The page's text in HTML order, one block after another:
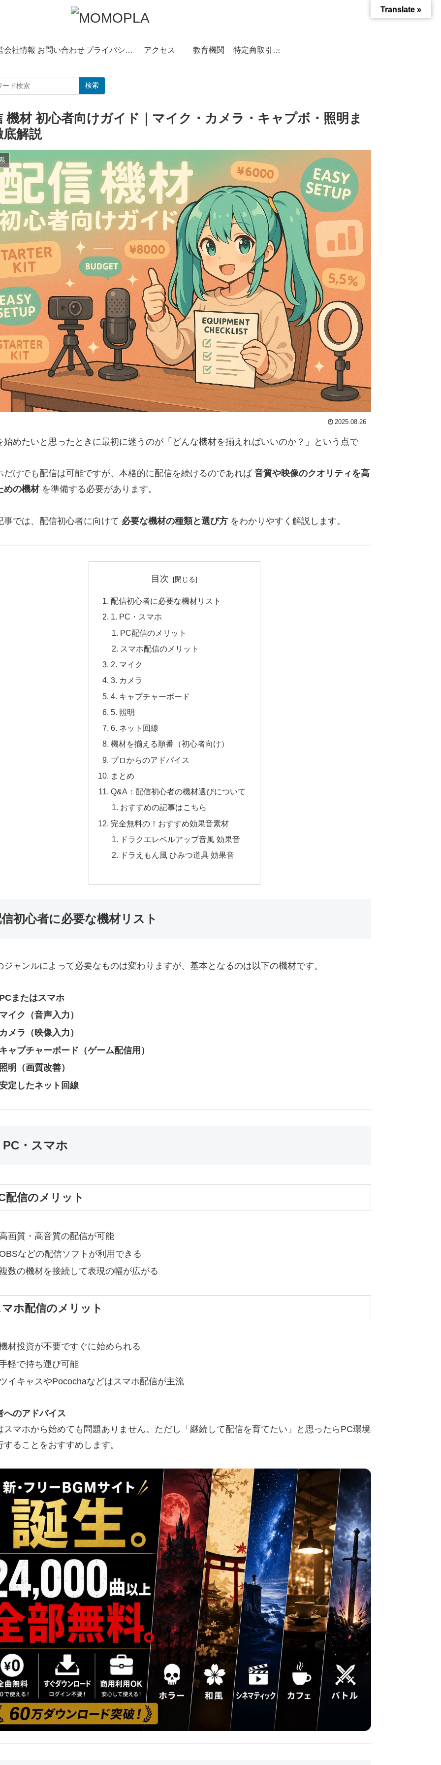
会社情報 お問い合わせ プライバシーポリシー アクセス 教育機関 特定商取引法に基づく表記
検索
機材 初心者向けガイド｜マイク・カメラ・キャプボ・照明ま
底解説
2025.08.26
始めたいと思ったときに最初に迷うのが「どんな機材を揃えればいいのか？」という点で
だけでも配信は可能ですが、本格的に配信を続けるのであれば 音質や映像のクオリティを高
めの機材を準備する必要があります。
事では、配信初心者に向けて 必要な機材の種類と選び方 をわかりやすく解説します。
目次
配信初心者に必要な機材リスト
1. PC・スマホ
PC配信のメリット
スマホ配信のメリット
2. マイク
3. カメラ
4. キャプチャーボード
5. 照明
6. ネット回線
機材を揃える順番（初心者向け）
プロからのアドバイス
まとめ
Q&A：配信初心者の機材選びについて
おすすめの記事はこちら
完全無料の！おすすめ効果音素材
ドラクエレベルアップ音風 効果音
ドラえもん風 ひみつ道具 効果音
初心者に必要な機材リスト
ジャンルによって必要なものは変わりますが、基本となるのは以下の機材です。
またはスマホ
イク（音声入力）
メラ（映像入力）
ャプチャーボード（ゲーム配信用）
明（画質改善）
定したネット回線
PC・スマホ
配信のメリット
画質・高音質の配信が可能
などの配信ソフトが利用できる
数の機材を接続して表現の幅が広がる
ホ配信のメリット
材投資が不要ですぐに始められる
軽で持ち運び可能
イキャスやPocochaなどはスマホ配信が主流
へのアドバイス
スマホから始めても問題ありません。ただし「継続して配信を育てたい」と思ったらPC環境
することをおすすめします。
Translate »